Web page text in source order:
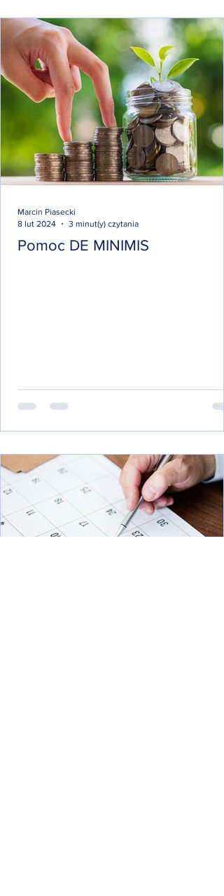
Pomoc DE MINIMIS
Marcin Piasecki
8 lut 2024
3 minut(y) czytania